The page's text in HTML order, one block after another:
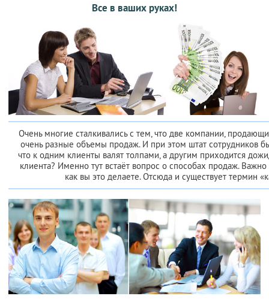
Все в ваших руках!
Очень многие сталкивались с тем, что две компании,
очень разные объемы продаж. И при этом штат сотрудников
что к одним клиенты валят толпами, а другим приходится
клиента? Именно тут встаёт вопрос о способах продаж.
как вы это делаете. Отсюда и существует термин